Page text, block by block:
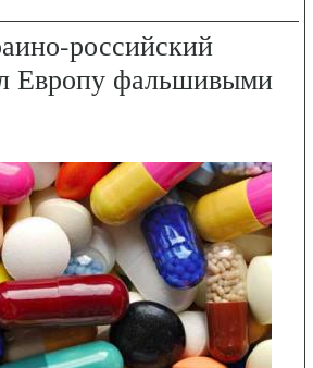
российский
Европу фальшивыми